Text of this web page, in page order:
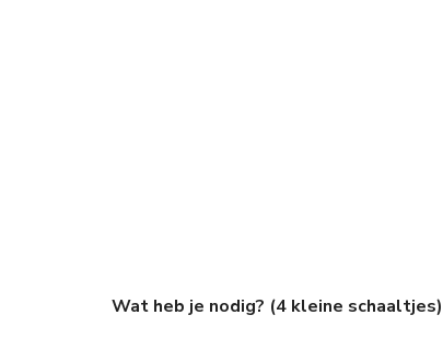
Wat heb je nodig? (4 kleine schaaltjes)